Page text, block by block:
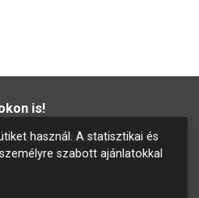
is!
Általános Iskola
használ. A statisztikai és
szabott ajánlatokkal